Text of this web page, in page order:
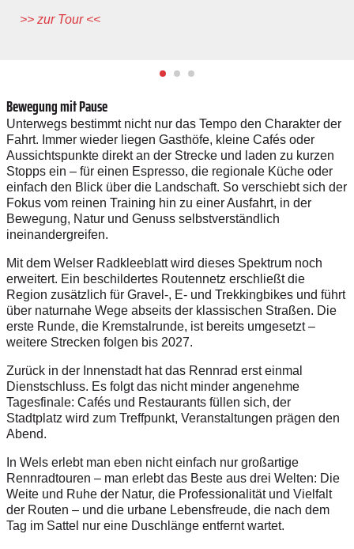
>> zur Tour <<
Bewegung mit Pause
Unterwegs bestimmt nicht nur das Tempo den Charakter der
Fahrt. Immer wieder liegen Gasthöfe, kleine Cafés oder
Aussichtspunkte direkt an der Strecke und laden zu kurzen
Stopps ein – für einen Espresso, die regionale Küche oder
einfach den Blick über die Landschaft. So verschiebt sich der
Fokus vom reinen Training hin zu einer Ausfahrt, in der
Bewegung, Natur und Genuss selbstverständlich
ineinandergreifen.
Mit dem Welser Radkleeblatt wird dieses Spektrum noch
erweitert. Ein beschildertes Routennetz erschließt die
Region zusätzlich für Gravel-, E- und Trekkingbikes und führt
über naturnahe Wege abseits der klassischen Straßen. Die
erste Runde, die Kremstalrunde, ist bereits umgesetzt –
weitere Strecken folgen bis 2027.
Zurück in der Innenstadt hat das Rennrad erst einmal
Dienstschluss. Es folgt das nicht minder angenehme
Tagesfinale: Cafés und Restaurants füllen sich, der
Stadtplatz wird zum Treffpunkt, Veranstaltungen prägen den
Abend.
In Wels erlebt man eben nicht einfach nur großartige
Rennradtouren – man erlebt das Beste aus drei Welten: Die
Weite und Ruhe der Natur, die Professionalität und Vielfalt
der Routen – und die urbane Lebensfreude, die nach dem
Tag im Sattel nur eine Duschlänge entfernt wartet.